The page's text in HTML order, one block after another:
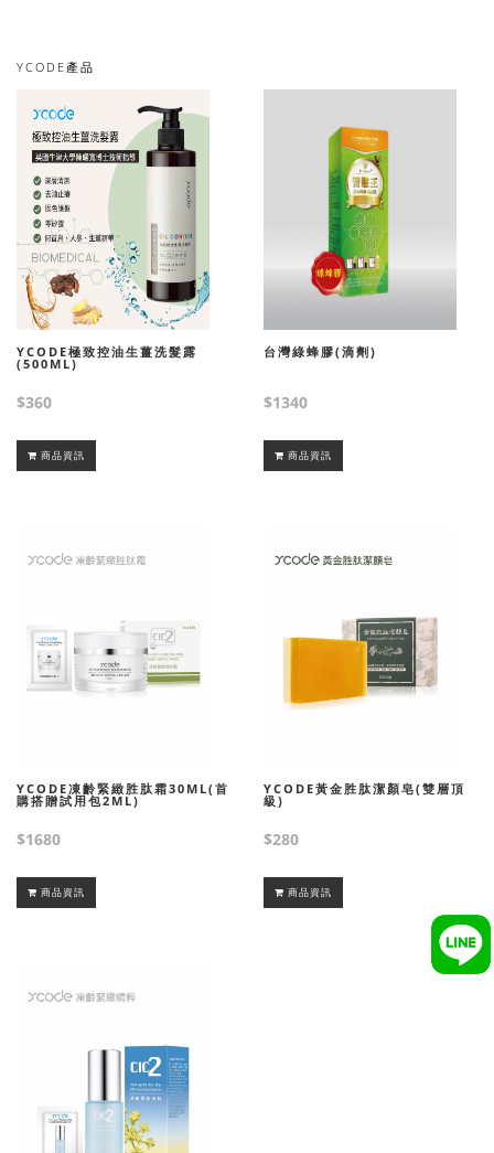
YCODE產品
YCODE極致控油生薑洗髮露
(500ML)
$360
商品資訊
台灣綠蜂膠(滴劑)
$1340
商品資訊
YCODE凍齡緊緻胜肽霜30ML(首
購搭贈試用包2ML)
$1680
商品資訊
YCODE黃金胜肽潔顏皂(雙層頂
級)
$280
商品資訊